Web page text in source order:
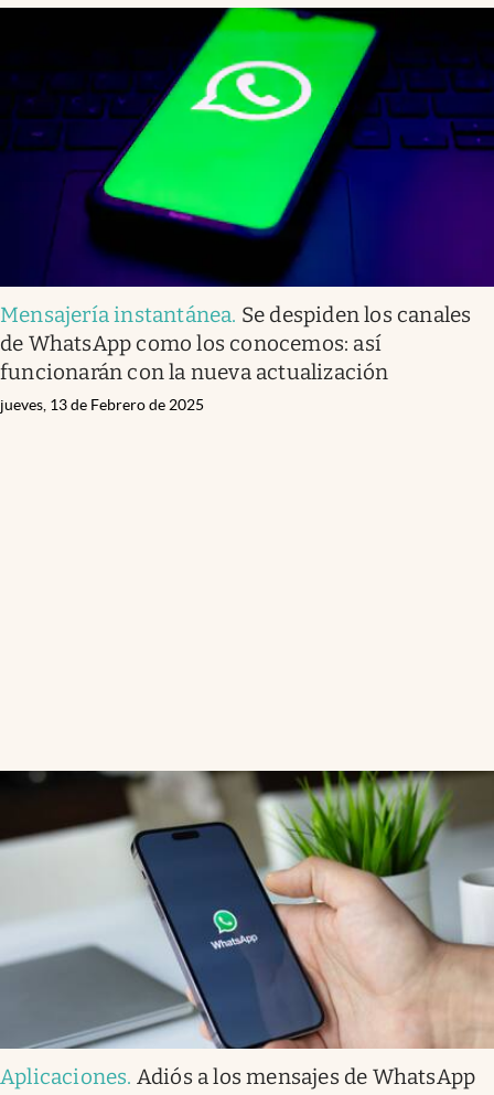
Mensajería instantánea. Se despiden los canales
de WhatsApp como los conocemos: así
funcionarán con la nueva actualización
jueves, 13 de Febrero de 2025
Aplicaciones. Adiós a los mensajes de WhatsApp